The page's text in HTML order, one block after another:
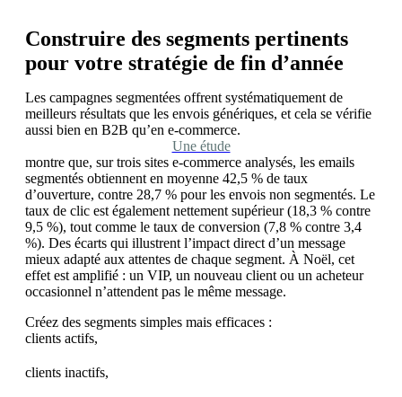
Construire des segments pertinents
pour votre stratégie de fin d’année
Les campagnes segmentées offrent systématiquement de
meilleurs résultats que les envois génériques, et cela se vérifie
aussi bien en B2B qu’en e-commerce.
Une étude
montre que, sur trois sites e-commerce analysés, les emails
segmentés obtiennent en moyenne 42,5 % de taux
d’ouverture, contre 28,7 % pour les envois non segmentés. Le
taux de clic est également nettement supérieur (18,3 % contre
9,5 %), tout comme le taux de conversion (7,8 % contre 3,4
%). Des écarts qui illustrent l’impact direct d’un message
mieux adapté aux attentes de chaque segment. À Noël, cet
effet est amplifié : un VIP, un nouveau client ou un acheteur
occasionnel n’attendent pas le même message.
Créez des segments simples mais efficaces :
clients actifs,
clients inactifs,